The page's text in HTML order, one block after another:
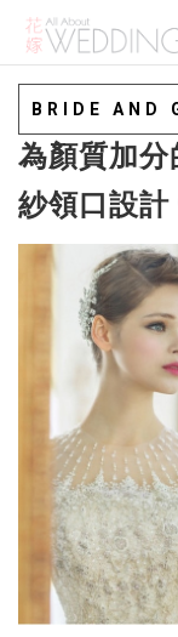
BRIDE AND
為顏質加
紗領口設計